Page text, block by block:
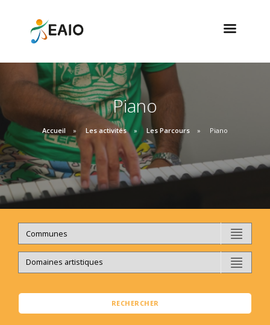
Piano
Accueil Les activités Les Parcours Piano
RECHERCHER